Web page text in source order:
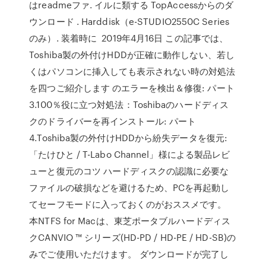
はreadmeファ. イルに類する TopAccessからのダ
ウンロード . Harddisk（e-STUDIO2550C Series
のみ）. 装着時に 2019年4月16日 この記事では、
Toshiba製の外付けHDDが正確に動作しない、若し
くはパソコンに挿入しても表示されない時の対処法
を四つご紹介します のエラーを検出＆修復: パート
3.100％役に立つ対処法：Toshibaのハードディス
クのドライバーを再インストール: パート
4.Toshiba製の外付けHDDから紛失データを復元:
「たけひと / T-Labo Channel」様による製品レビ
ューと復元のコツ ハードディスクの認識に必要な
ファイルの破損などを避けるため、PCを再起動し
てセーフモードに入っておくのがおススメです。
本NTFS for Macは、東芝ポータブルハードディス
クCANVIO ™ シリーズ(HD-PD / HD-PE / HD-SB)の
みでご使用いただけます。 ダウンロードが完了し